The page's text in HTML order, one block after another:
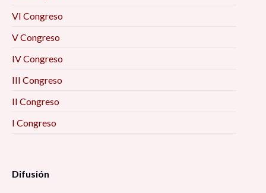
VI Congreso
V Congreso
IV Congreso
III Congreso
II Congreso
I Congreso
Difusión